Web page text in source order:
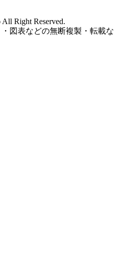
Right Reserved.
図表などの無断複製・転載な